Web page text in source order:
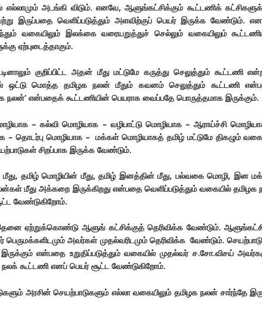
எல்லாமும் அடங்கி விடும். எனவே, ஆளுங்கட்சிக்கும் கூட்டணிக்
இருப்பதை வெளிப்படுத்தும் அளவிற்குப் பெயர் இருக்க வேண்டும்.
வகையிலும் இலக்கை வரையறுத்துச் செல்லும் வகையிலும்
ஏற்புடைத்தாகும்.
குறிப்பிட்ட அதன் மீது மட்டுமே கருத்து செலுத்தும் கூட்டணி
ஒட்டு மொத்த தமிழக நலன் மீதும் கவனம் செலுத்தும் கூட்டணி
நலன்’ என்பதைக் கூட்டணியின் பெயராக வைப்பதே பொருத்தமாக இருக்கும்.
– கல்வி மொழியாக – வழிபாட்டு மொழியாக – ஆராய்ச்சி
– தொடர்பு மொழியாக – மக்கள் மொழியாகத் தமிழ் மட்டுமே திகழும்
சிறப்பாக இருக்க வேண்டும்.
தமிழ் மொழியின் மீது, தமிழ் இனத்தின் மீது, பல்வகை மொழி, இன
மீது அக்கறை இருக்கிறது என்பதை வெளிப்படுத்தும் வகையில் தமிழக
வேண்டுகிறோம்.
ஏற்றுக்கொண்டு ஆளுங் கட்சிக்குத் தெரிவிக்க வேண்டும்.
அவர்கள் முதல்வரிடமும் தெரிவிக்க வேண்டும்.
என்பதை உறுதிப்படுத்தும் வகையில் முதல்வர் ச.சோ.விசய்
கூட்டணி எனப் பெயர் சூட்ட வேண்டுகிறோம்.
அரசின் செயற்பாடுகளும் எல்லா வகையிலும் தமிழக நலன் சார்ந்தே